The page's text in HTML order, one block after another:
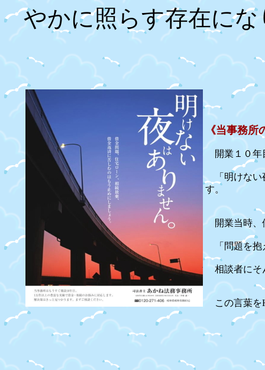
やかに照らす存在に
《当事務
開業１０年
「明けない
す。
開業当時、
「問題を抱
相談者にそ
この言葉を